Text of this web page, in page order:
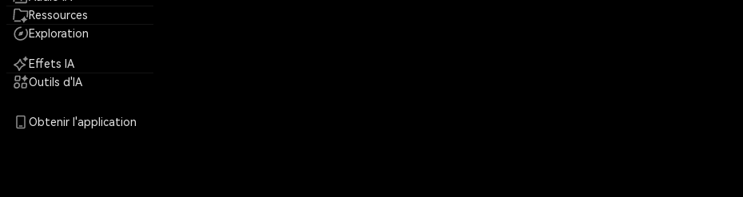
Ressources
Exploration
Effets IA
Outils d'IA
Obtenir l'application